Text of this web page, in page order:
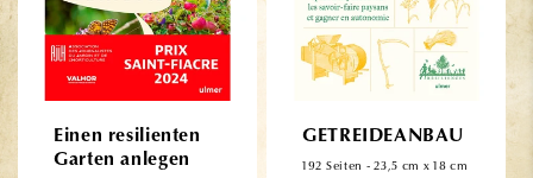
Einen resilienten
Garten anlegen
GETREIDEANBAU
192 Seiten - 23,5 cm x 18 cm